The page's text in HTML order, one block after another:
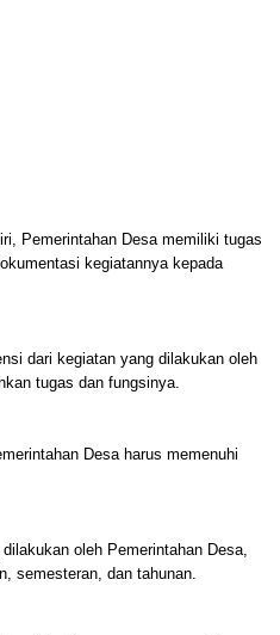
Pemerintahan Desa memiliki tugas
kegiatannya kepada
dari kegiatan yang dilakukan oleh
tugas dan fungsinya.
Desa harus memenuhi
oleh Pemerintahan Desa,
semesteran, dan tahunan.